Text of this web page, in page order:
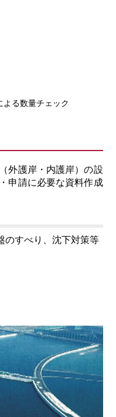
る数量チェック
外護岸・内護岸）の設
申請に必要な資料作成
のすべり、沈下対策等